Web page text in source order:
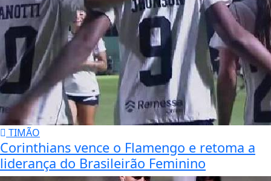
TIMÃO
Corinthians vence o Flamengo e retoma a
liderança do Brasileirão Feminino